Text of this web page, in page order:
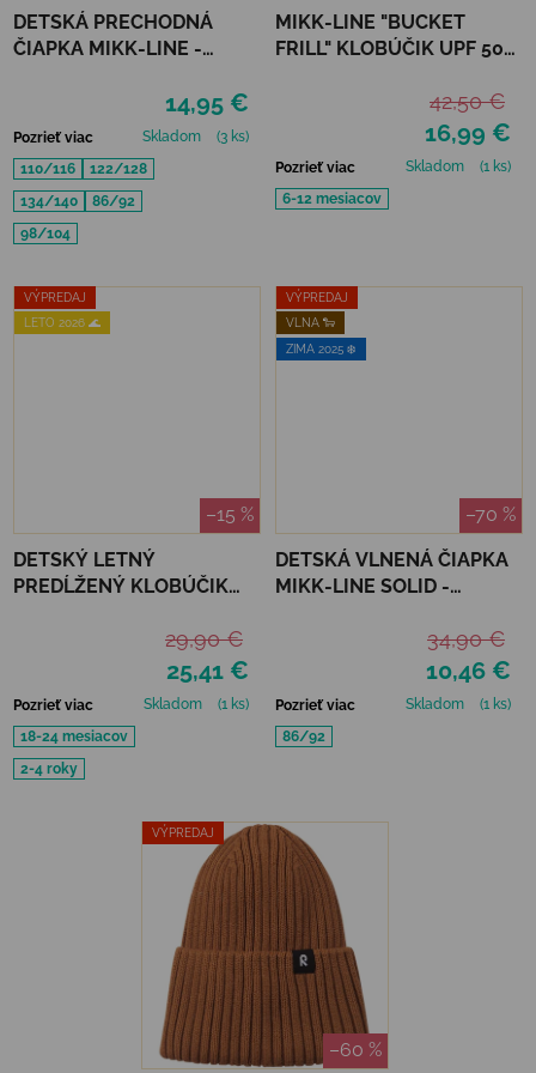
DETSKÁ PRECHODNÁ
ČIAPKA MIKK-LINE -
14,95 €
Pozrieť viac Skladom
(3 ks)
110/116
122/128
134/140
86/92
98/104
MIKK-LINE "BUCKET
FRILL" KLOBÚČIK UPF 50+
16,99 €
42,50 €
Pozrieť viac Skladom
(1 ks)
6-12 mesiacov
VÝPREDAJ
LETO 2026 🌊
–15 %
DETSKÝ LETNÝ
PREDĹŽENÝ KLOBÚČIK
25,41 €
29,90 €
Pozrieť viac Skladom
(1 ks)
18-24 mesiacov
2-4 roky
VÝPREDAJ
VLNA 🐑
ZIMA 2025 ❄️
–70 %
DETSKÁ VLNENÁ ČIAPKA
MIKK-LINE SOLID -
10,46 €
34,90 €
Pozrieť viac Skladom
(1 ks)
86/92
VÝPREDAJ
–60 %